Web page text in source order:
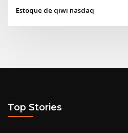
Estoque de qiwi nasdaq
Top Stories